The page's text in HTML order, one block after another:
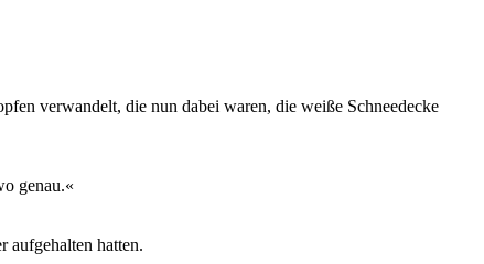
verwandelt, die nun dabei waren, die weiße Schneedecke
genau.«
aufgehalten hatten.